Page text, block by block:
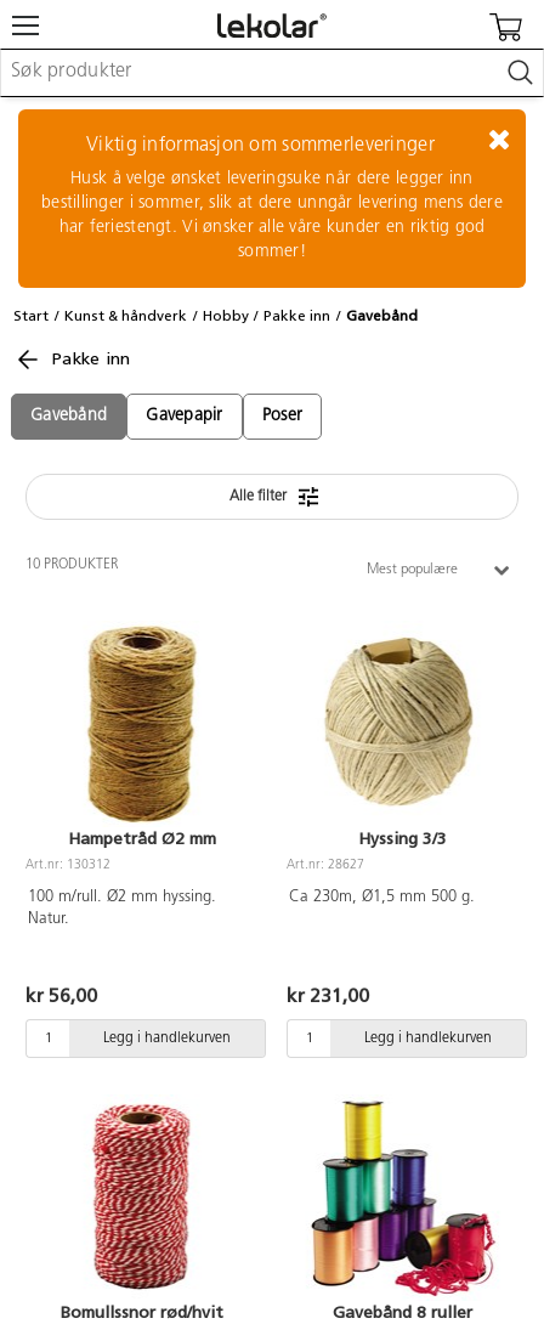
Lekeplassutstyr & utemiljø
Kunst & håndverk
Leker & sykler
Pedagogisk materiell
Barnevogner & småbarnsutstyr
Kontakt oss
Kampanjer/kataloger
Viktig informasjon om sommerleveringer
Husk å velge ønsket leveringsuke når dere legger inn
bestillinger i sommer, slik at dere unngår levering mens dere
har feriestengt. Vi ønsker alle våre kunder en riktig god
sommer!
Start Kunst & håndverk Hobby Pakke inn Gavebånd
Pakke inn
Gavebånd Gavepapir Poser
Alle filter
10 PRODUKTER Mest populære
Hampetråd Ø2 mm
Art.nr: 130312
100 m/rull. Ø2 mm hyssing.
Natur.
kr 56,00
Legg i handlekurven
Hyssing 3/3
Art.nr: 28627
Ca 230m, Ø1,5 mm 500 g.
kr 231,00
Legg i handlekurven
Bomullssnor rød/hvit Gavebånd 8 ruller